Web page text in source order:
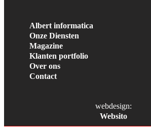
Albert informatica
Onze Diensten
Magazine
Klanten portfolio
Over ons
Contact
webdesign:
Websito